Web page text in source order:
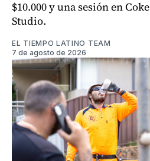
$10.000 y una sesión en Coke
Studio.
EL TIEMPO LATINO TEAM
7 de agosto de 2026